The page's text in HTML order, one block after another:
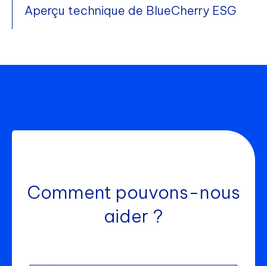
Aperçu technique de BlueCherry ESG
Comment pouvons-nous
aider ?